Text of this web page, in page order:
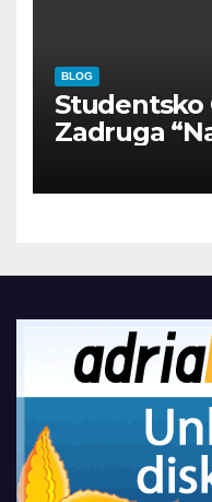
BLOG
Studentsko
Zadruga